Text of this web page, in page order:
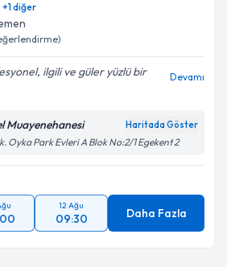
+1diğer
ilgili ve güler yüzlü bir
Devamı
Muayenehanesi Haritada Göster
Oyka Park Evleri A Blok No:2/1 Egekent 2
12 Ağu
09:30 Daha Fazla